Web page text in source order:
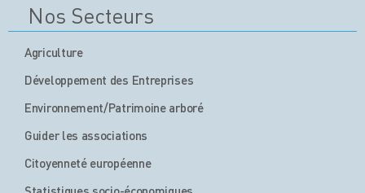
Nos Secteurs
Agriculture
Développement des Entreprises
Environnement/Patrimoine arboré
Guider les associations
Citoyenneté européenne